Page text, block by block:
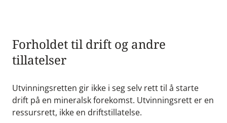
Forholdet til drift og andre
tillatelser
Utvinningsretten gir ikke i seg selv rett til å starte
drift på en mineralsk forekomst. Utvinningsrett er en
ressursrett, ikke en driftstillatelse.